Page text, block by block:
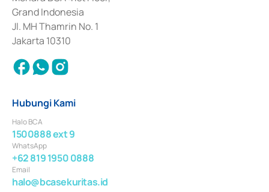
Surat Berharga Komersial yang izinnya diterbitkan pada tahun 2018.
Grand Indonesia
Jl. MH Thamrin No. 1
Jakarta 10310
Hubungi Kami
Halo BCA
1500888 ext 9
WhatsApp
+62 819 1950 0888
Email
halo@bcasekuritas.id